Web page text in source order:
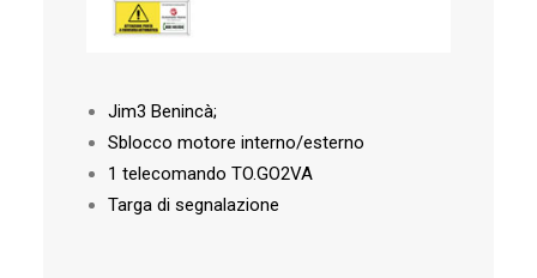
Jim3 Benincà;
Sblocco motore interno/esterno
1 telecomando TO.GO2VA
Targa di segnalazione